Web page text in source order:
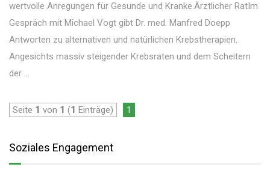
wertvolle Anregungen für Gesunde und Kranke.Ärztlicher RatIm
Gespräch mit Michael Vogt gibt Dr. med. Manfred Doepp
Antworten zu alternativen und natürlichen Krebstherapien.
Angesichts massiv steigender Krebsraten und dem Scheitern
der ...
Seite 1 von 1 (1 Einträge) 1
Soziales Engagement